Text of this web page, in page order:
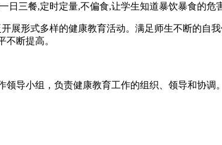
三餐,定时定量,不偏食,让学生知道暴饮暴食的危
展形式多样的健康教育活动。满足师生不断的自
断提高。
导小组，负责健康教育工作的组织、领导和协调。